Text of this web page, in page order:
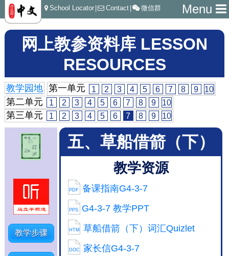
Menu
School Locator Contact 微信群
网上教参资料库 LESSON
RESOURCES
教学园地 第一单元 1 2 3 4 5 6 7 8 9 10
第二单元 1 2 3 4 5 6 7 8 9 10
第三单元 1 2 3 4 5 6 7 8 9 10
教学步骤
五、草船借箭（下）
教学资源
PDF 备课指南G4-3-7
PPS G4-3-7 教学PPT
HTM 草船借箭（下）词汇Quizlet
DOC 家长信G4-3-7